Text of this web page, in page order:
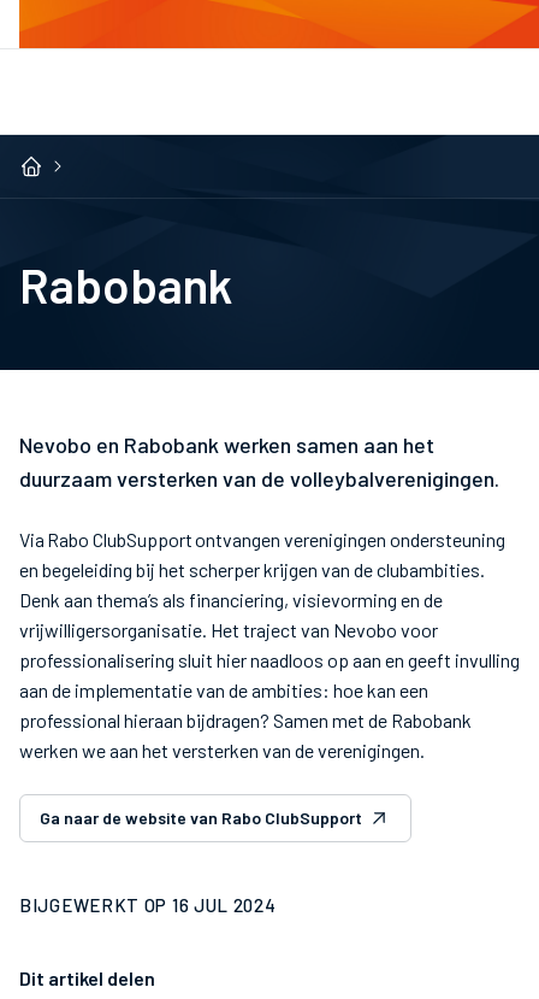
Rabobank
Nevobo en Rabobank werken samen aan het
duurzaam versterken van de volleybalverenigingen.
Via Rabo ClubSupport ontvangen verenigingen ondersteuning
en begeleiding bij het scherper krijgen van de clubambities.
Denk aan thema’s als financiering, visievorming en de
vrijwilligersorganisatie. Het traject van Nevobo voor
professionalisering sluit hier naadloos op aan en geeft invulling
aan de implementatie van de ambities: hoe kan een
professional hieraan bijdragen? Samen met de Rabobank
werken we aan het versterken van de verenigingen.
Ga naar de website van Rabo ClubSupport
BIJGEWERKT OP 16 JUL 2024
Dit artikel delen